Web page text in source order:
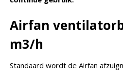
Airfan
m3/h
Standaard wordt de Airfan